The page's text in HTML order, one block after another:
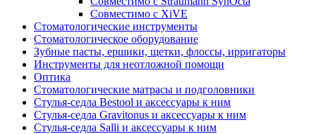
Совместимо с XiVE
Стоматологические инструменты
Стоматологическое оборудование
Зубные пасты, ершики, щетки, флоссы, ирригаторы
Инструменты для неотложной помощи
Оптика
Стоматологические матрасы и подголовники
Стулья-седла Bestool и аксессуары к ним
Стулья-седла Gravitonus и аксессуары к ним
Стулья-седла Salli и аксессуары к ним